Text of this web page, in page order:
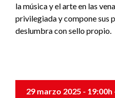
la música y el arte en las
privilegiada y compone sus
deslumbra con sello propio.
29 marzo 2025 - 19:00h